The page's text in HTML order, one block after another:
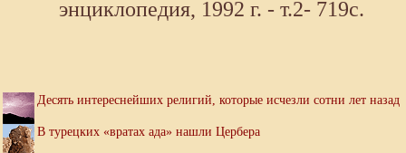
энциклопедия, 1992 г. - т.2- 719с.
Десять интереснейших религий, которые исчезли сотни лет назад
В турецких «вратах ада» нашли Цербера